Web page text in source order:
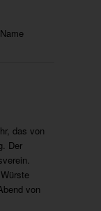
das von
Der
von